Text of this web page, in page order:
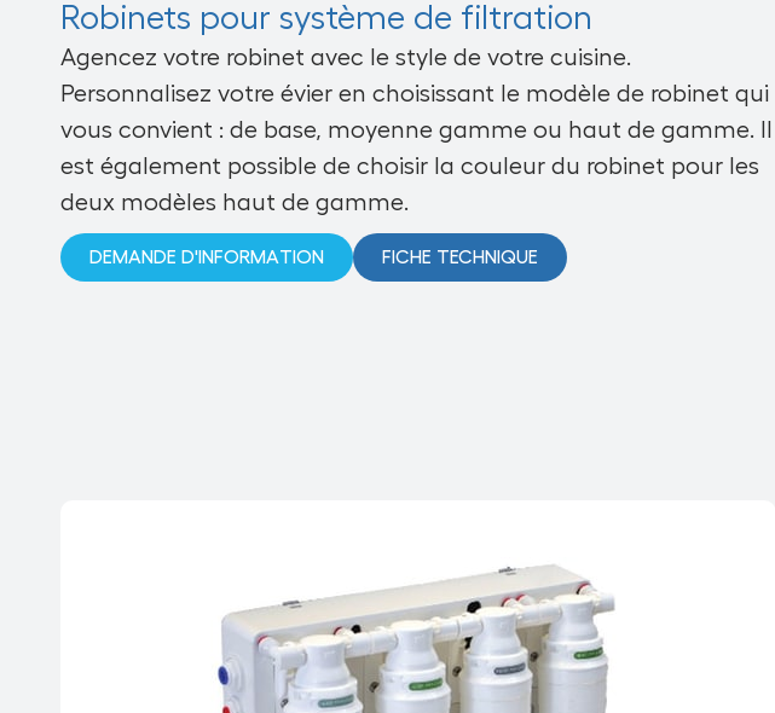
Robinets pour système de filtration
Agencez votre robinet avec le style de votre cuisine.
Personnalisez votre évier en choisissant le modèle de robinet qui
vous convient : de base, moyenne gamme ou haut de gamme. Il
est également possible de choisir la couleur du robinet pour les
deux modèles haut de gamme.
DEMANDE D'INFORMATION FICHE TECHNIQUE